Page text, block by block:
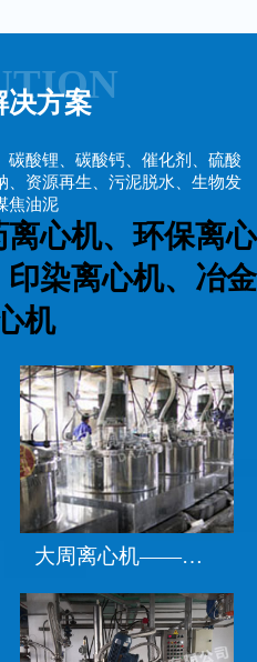
决方案
碳酸锂、碳酸钙、催化剂、硫酸
、资源再生、污泥脱水、生物发
焦油泥
心机、环保离心
染离心机、冶金
机
大周离心机——化工、制药行业设备采购的信赖之选